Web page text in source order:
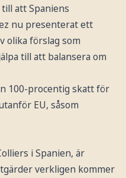
att Spaniens
nu presenterat ett
olika förslag som
till att balansera om
100-procentig skatt för
EU, såsom
i Spanien, är
verkligen kommer